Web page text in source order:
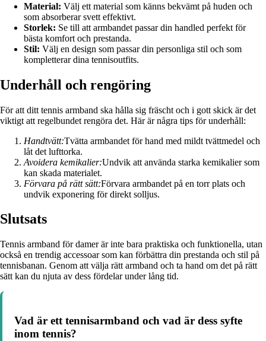
Material: Välj ett material som känns bekvämt på huden och
som absorberar svett effektivt.
Storlek: Se till att armbandet passar din handled perfekt för
bästa komfort och prestanda.
Stil: Välj en design som passar din personliga stil och som
kompletterar dina tennisoutfits.
Underhåll och rengöring
För att ditt tennis armband ska hålla sig fräscht och i gott skick är det
viktigt att regelbundet rengöra det. Här är några tips för underhåll:
Handtvätt:Tvätta armbandet för hand med mildt tvättmedel och
låt det lufttorka.
Avoidera kemikalier:Undvik att använda starka kemikalier som
kan skada materialet.
Förvara på rätt sätt:Förvara armbandet på en torr plats och
undvik exponering för direkt solljus.
Slutsats
Tennis armband för damer är inte bara praktiska och funktionella, utan
också en trendig accessoar som kan förbättra din prestanda och stil på
tennisbanan. Genom att välja rätt armband och ta hand om det på rätt
sätt kan du njuta av dess fördelar under lång tid.
Vad är ett tennisarmband och vad är dess syfte
inom tennis?